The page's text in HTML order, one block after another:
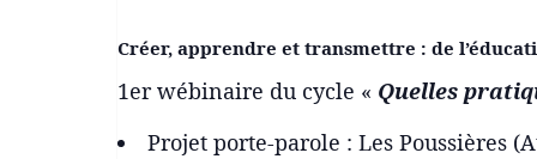
Créer, apprendre et transmettre : de
1er wébinaire du cycle « Quelles
Projet porte-parole : Les Poussières